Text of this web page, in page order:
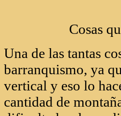
la bella isla
costas de Africa,